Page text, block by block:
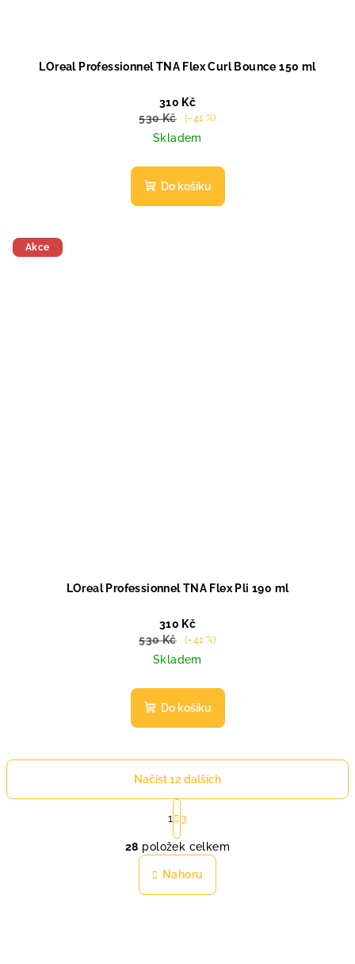
LOreal Professionnel TNA Flex Curl Bounce 150 ml
310 Kč
530 Kč
(–41 %)
Skladem
Do košíku
Akce
LOreal Professionnel TNA Flex Pli 190 ml
310 Kč
530 Kč
(–41 %)
Skladem
Do košíku
O
v
l
á
Načíst 12 dalších
S
t
r
á
n
k
o
1 3
28 položek celkem
Nahoru